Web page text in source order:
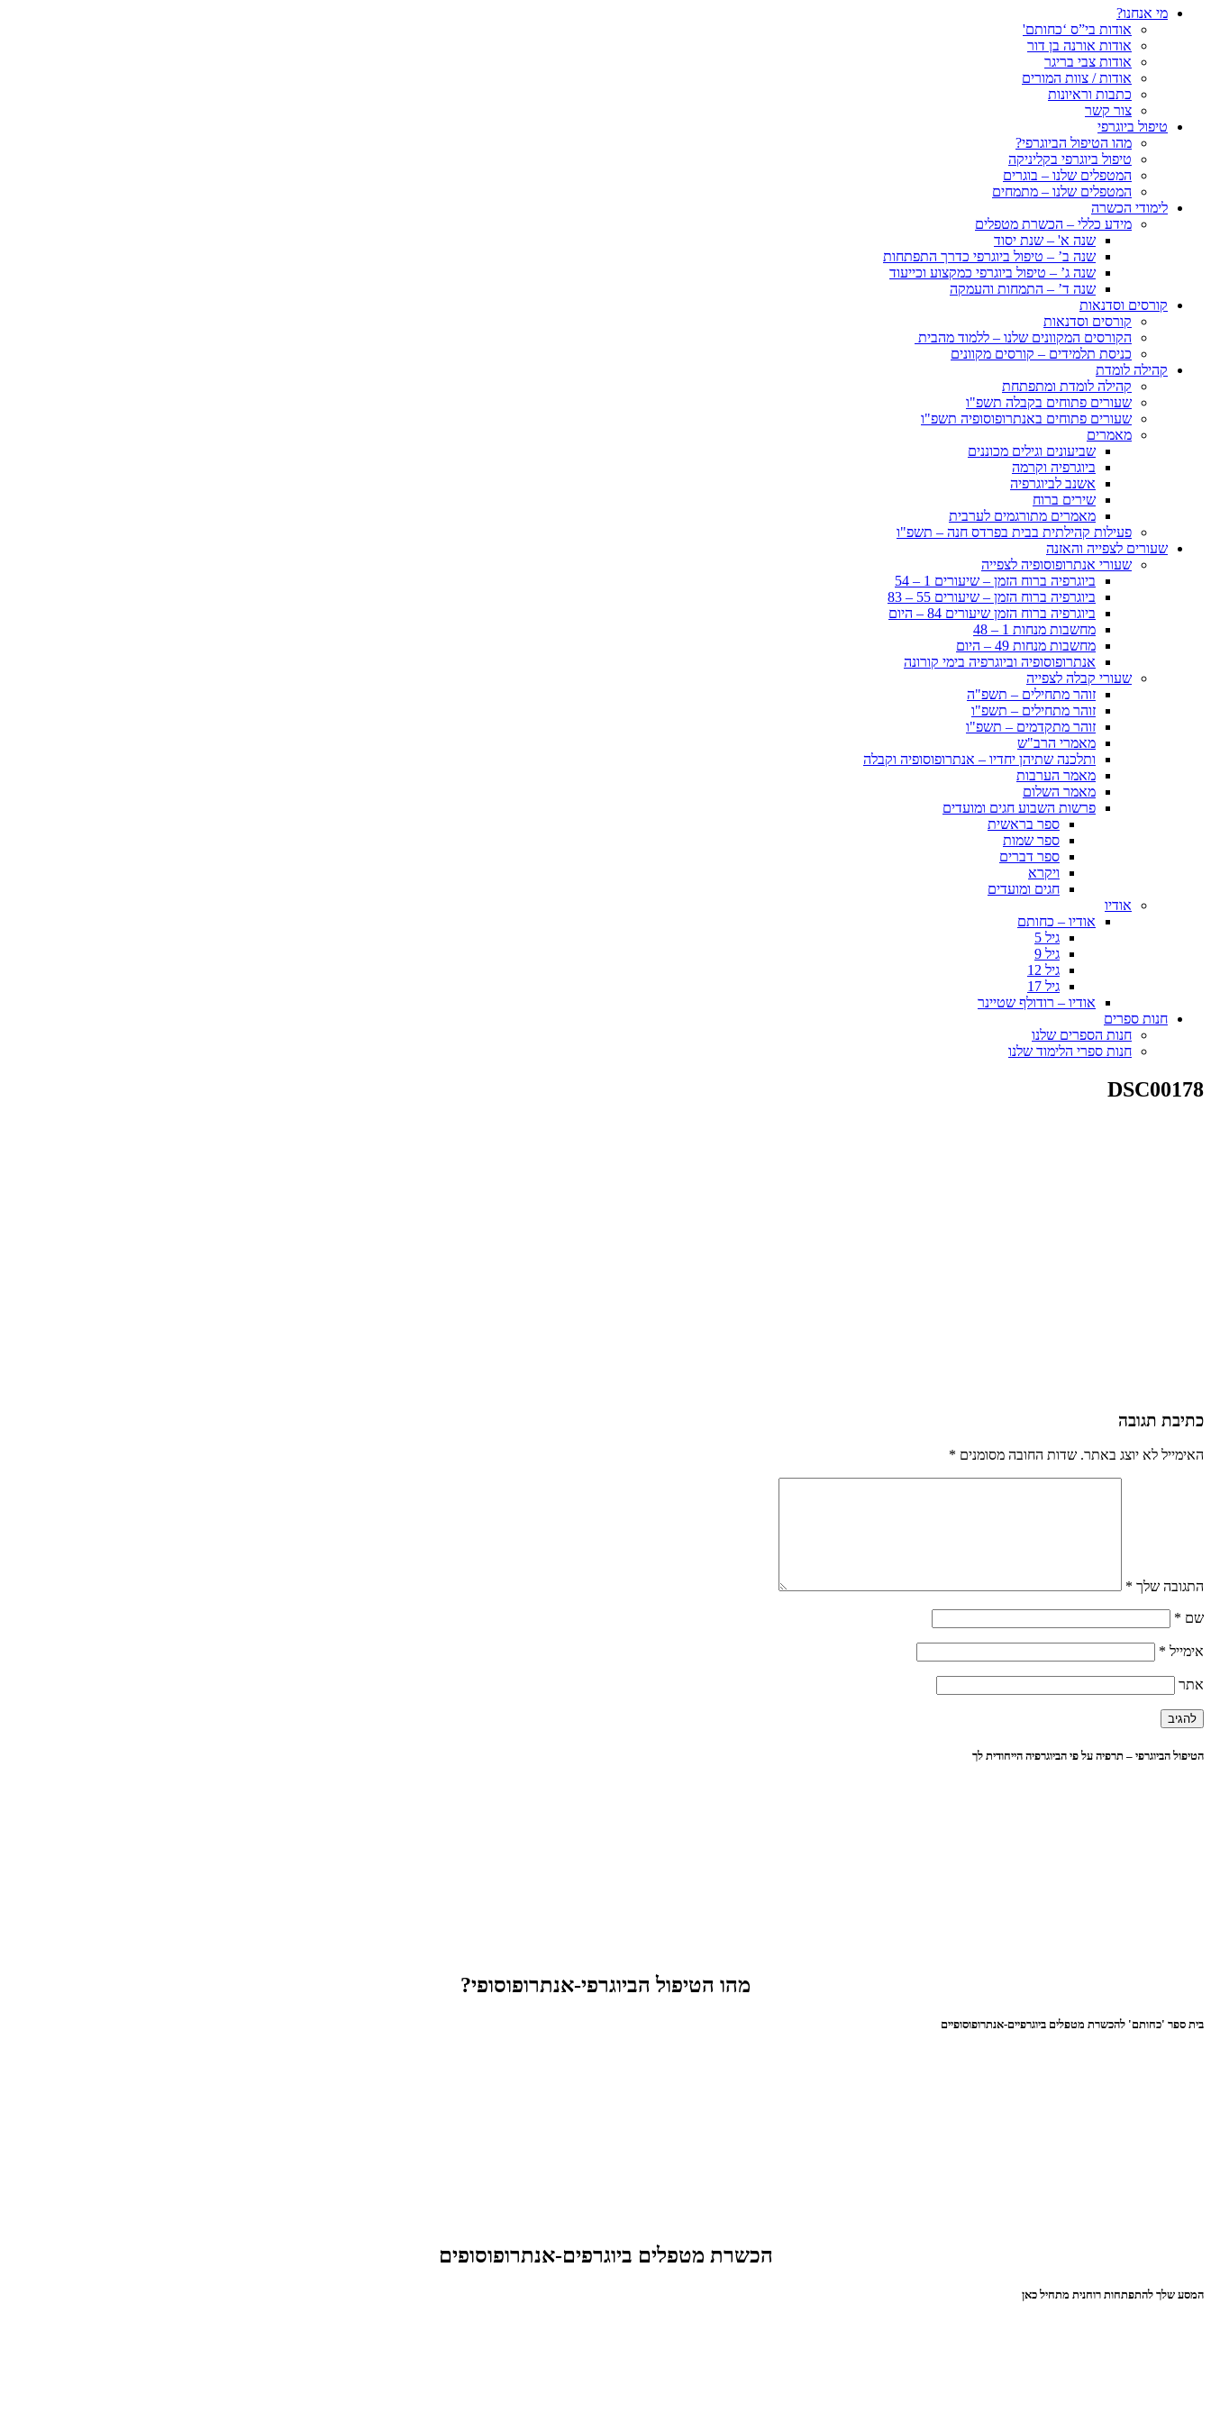
מי אנחנו?
אודות בי”ס ‘כחותם'
אודות אורנה בן דור
אודות צבי בריגר
אודות / צוות המורים
כתבות וראיונות
צור קשר
טיפול ביוגרפי
מהו הטיפול הביוגרפי?
טיפול ביוגרפי בקליניקה
המטפלים שלנו – בוגרים
המטפלים שלנו – מתמחים
לימודי הכשרה
מידע כללי – הכשרת מטפלים
שנה א' – שנת יסוד
שנה ב’ – טיפול ביוגרפי כדרך התפתחות
שנה ג’ – טיפול ביוגרפי כמקצוע וכייעוד
שנה ד’ – התמחות והעמקה
קורסים וסדנאות
קורסים וסדנאות
הקורסים המקוונים שלנו – ללמוד מהבית
כניסת תלמידים – קורסים מקוונים
קהילה לומדת
קהילה לומדת ומתפתחת
שעורים פתוחים בקבלה תשפ"ו
שעורים פתוחים באנתרופוסופיה תשפ"ו
מאמרים
שביעונים וגילים מכוננים
ביוגרפיה וקרמה
אשנב לביוגרפיה
שירים ברוח
מאמרים מתורגמים לערבית
פעילות קהילתית בבית בפרדס חנה – תשפ"ו
שעורים לצפייה והאזנה
שעורי אנתרופוסופיה לצפייה
ביוגרפיה ברוח הזמן – שיעורים 1 – 54
ביוגרפיה ברוח הזמן – שיעורים 55 – 83
ביוגרפיה ברוח הזמן שיעורים 84 – היום
מחשבות מנחות 1 – 48
מחשבות מנחות 49 – היום
אנתרופוסופיה וביוגרפיה בימי קורונה
שעורי קבלה לצפייה
זוהר מתחילים – תשפ"ה
זוהר מתחילים – תשפ"ו
זוהר מתקדמים – תשפ"ו
מאמרי הרב"ש
ותלכנה שתיהן יחדיו – אנתרופוסופיה וקבלה
מאמר הערבות
מאמר השלום
פרשות השבוע חגים ומועדים
ספר בראשית
ספר שמות
ספר דברים
ויקרא
חגים ומועדים
אודיו
אודיו – כחותם
גיל 5
גיל 9
גיל 12
גיל 17
אודיו – רודולף שטיינר
חנות ספרים
חנות הספרים שלנו
חנות ספרי הלימוד שלנו
DSC00178
כתיבת תגובה
האימייל לא יוצג באתר. שדות החובה מסומנים *
התגובה שלך *
שם *
אימייל *
אתר
הטיפול הביוגרפי – תרפיה על פי הביוגרפיה הייחודית לך
מהו הטיפול הביוגרפי-אנתרופוסופי?
בית ספר 'כחותם' להכשרת מטפלים ביוגרפיים-אנתרופוסופיים
הכשרת מטפלים ביוגרפים-אנתרופוסופים
המסע שלך להתפתחות רוחנית מתחיל כאן